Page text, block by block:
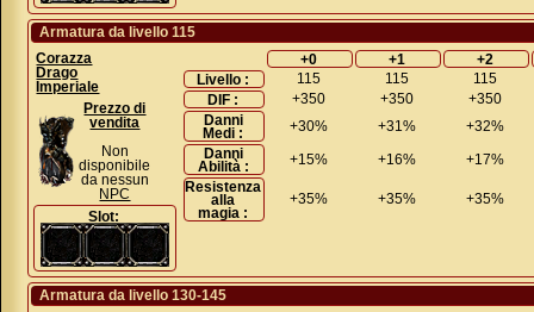
Armatura da livello 115
Corazza
Drago
Imperiale
Prezzo di
vendita
Non
disponibile
da nessun
NPC
Slot:
+0 +1
+2
Livello :
115 115 115
DIF : +350 +350 +350
Danni
Medi :
+30% +31% +32%
Danni
Abilità :
+15% +16% +17%
Resistenza
alla
magia :
+35% +35% +35%
Armatura da livello 130-145